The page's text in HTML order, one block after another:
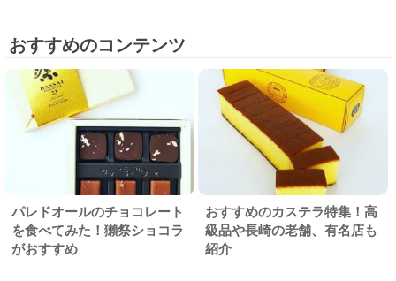
おすすめのコンテンツ
パレドオールのチョコレート
を食べてみた！獺祭ショコラ
がおすすめ
おすすめのカステラ特集！高
級品や長崎の老舗、有名店も
紹介